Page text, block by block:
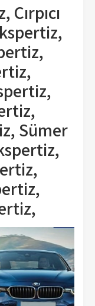
Sümer